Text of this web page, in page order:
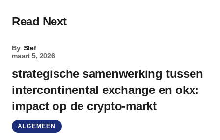
Read Next
By Stef
maart 5, 2026
strategische samenwerking tussen
intercontinental exchange en okx:
impact op de crypto-markt
ALGEMEEN